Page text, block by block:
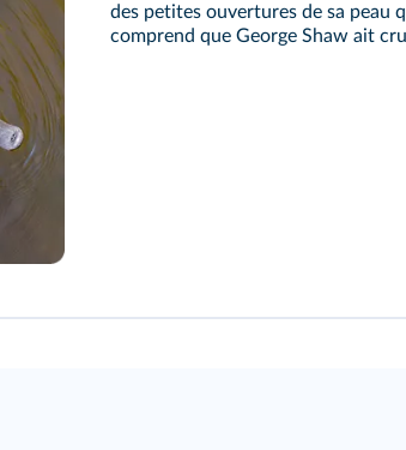
des petites ouvertures de sa peau
comprend que George Shaw ait